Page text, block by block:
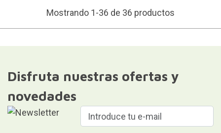
Mostrando 1-36 de 36 productos
Disfruta nuestras ofertas y
novedades